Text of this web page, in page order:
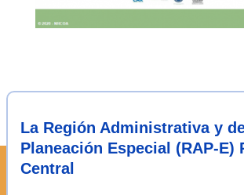
La Región Administrativa y
Planeación Especial (RAP-E)
Central